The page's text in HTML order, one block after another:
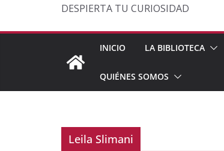
DESPIERTA TU CURIOSIDAD
INICIO LA BIBLIOTECA
QUIÉNES SOMOS
Leila Slimani